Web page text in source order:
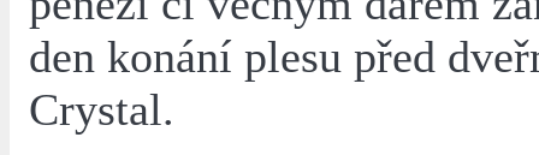
den konání plesu před
Crystal.